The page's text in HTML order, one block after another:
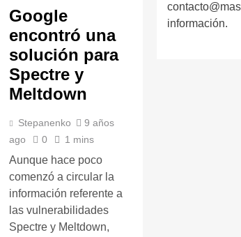
Google
encontró una
solución para
Spectre y
Meltdown
Stepanenko
9 años
ago
0 1 mins
Aunque hace poco
comenzó a circular la
información referente a
las vulnerabilidades
Spectre y Meltdown,
información.